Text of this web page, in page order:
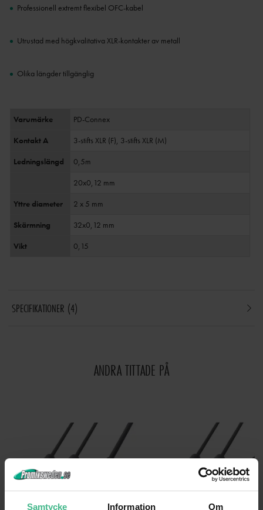
Samtycke Information Om
Professionell extremt flexibel OFC-kabel
Utrustad med högkvalitativa XLR-kontakter av metall
Olika längder tillgänglig
Varumärke
PD-Connex
Kontakt A
3-stifts XLR (F), 3-stifts XLR (M)
Ledningslängd
0,5m
20x0,12 mm
Yttre diameter
2 x 5 mm
Skärmning
32x0,12 mm
Vikt
0,15
SPECIFIKATIONER 4
ANDRA TITTADE PÅ